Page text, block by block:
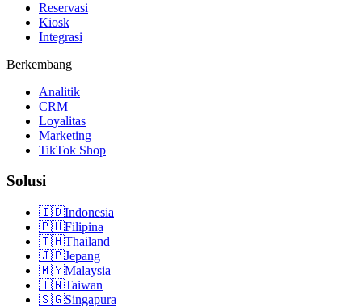
Reservasi
Kiosk
Integrasi
Berkembang
Analitik
CRM
Loyalitas
Marketing
TikTok Shop
Solusi
🇮🇩Indonesia
🇵🇭Filipina
🇹🇭Thailand
🇯🇵Jepang
🇲🇾Malaysia
🇹🇼Taiwan
🇸🇬Singapura